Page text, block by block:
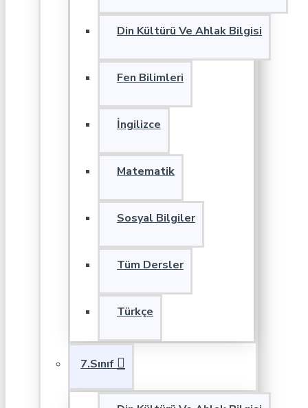
Din Kültürü Ve Ahlak Bilgisi
Fen Bilimleri
İngilizce
Matematik
Sosyal Bilgiler
Tüm Dersler
Türkçe
7.Sınıf